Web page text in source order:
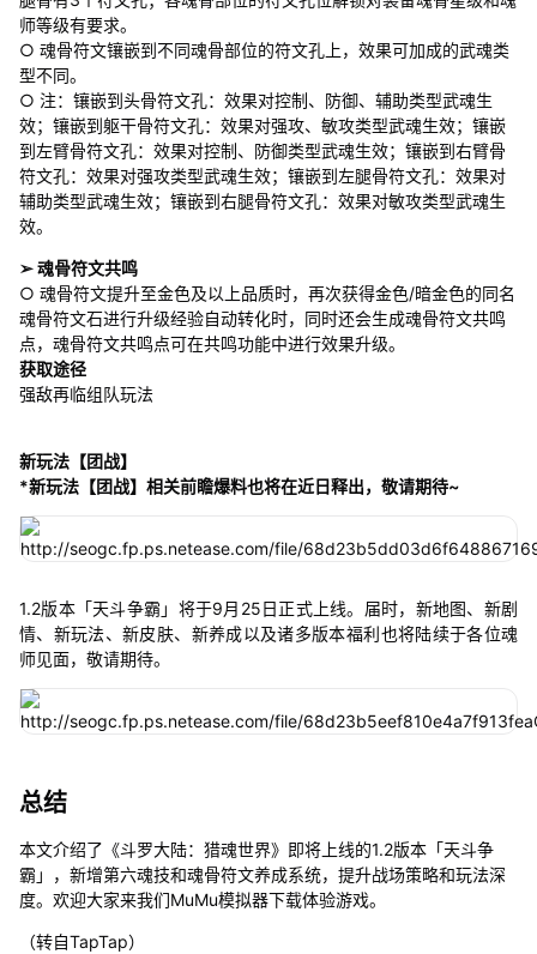
师等级有要求。
○ 魂骨符文镶嵌到不同魂骨部位的符文孔上，效果可加成的武魂类
型不同。
○ 注：镶嵌到头骨符文孔：效果对控制、防御、辅助类型武魂生
效；镶嵌到躯干骨符文孔：效果对强攻、敏攻类型武魂生效；镶嵌
到左臂骨符文孔：效果对控制、防御类型武魂生效；镶嵌到右臂骨
符文孔：效果对强攻类型武魂生效；镶嵌到左腿骨符文孔：效果对
辅助类型武魂生效；镶嵌到右腿骨符文孔：效果对敏攻类型武魂生
效。
➢ 魂骨符文共鸣
○ 魂骨符文提升至金色及以上品质时，再次获得金色/暗金色的同名
魂骨符文石进行升级经验自动转化时，同时还会生成魂骨符文共鸣
点，魂骨符文共鸣点可在共鸣功能中进行效果升级。
获取途径
强敌再临组队玩法
新玩法【团战】
*新玩法【团战】相关前瞻爆料也将在近日释出，敬请期待~
1.2版本「天斗争霸」将于9月25日正式上线。届时，新地图、新剧
情、新玩法、新皮肤、新养成以及诸多版本福利也将陆续于各位魂
师见面，敬请期待。
总结
本文介绍了《斗罗大陆：猎魂世界》即将上线的1.2版本「天斗争
霸」，新增第六魂技和魂骨符文养成系统，提升战场策略和玩法深
度。欢迎大家来我们MuMu模拟器下载体验游戏。
（转自TapTap）